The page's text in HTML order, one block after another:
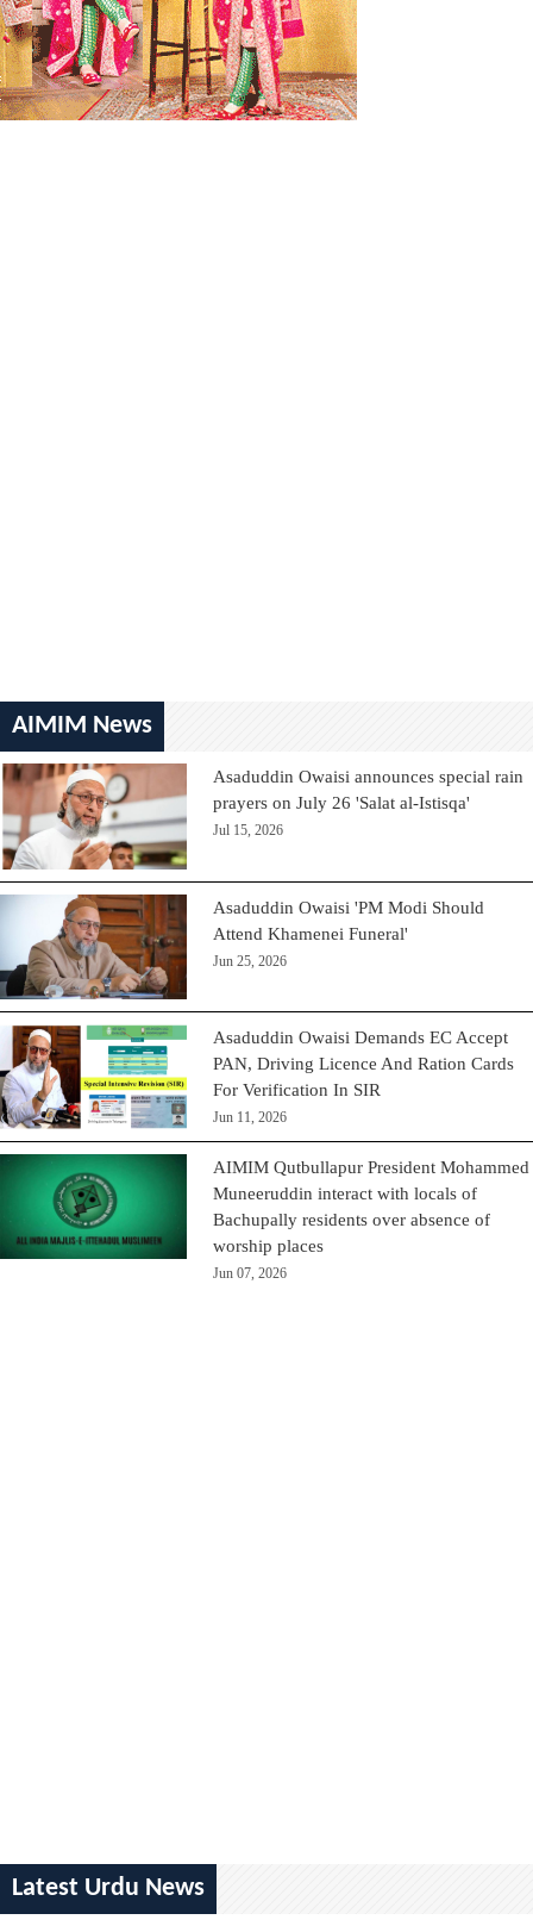
AIMIM News
Asaduddin Owaisi announces special rain
prayers on July 26 'Salat al-Istisqa'
Jul 15, 2026
Asaduddin Owaisi 'PM Modi Should
Attend Khamenei Funeral'
Jun 25, 2026
Asaduddin Owaisi Demands EC Accept
PAN, Driving Licence And Ration Cards
For Verification In SIR
Jun 11, 2026
AIMIM Qutbullapur President Mohammed
Muneeruddin interact with locals of
Bachupally residents over absence of
worship places
Jun 07, 2026
Latest Urdu News